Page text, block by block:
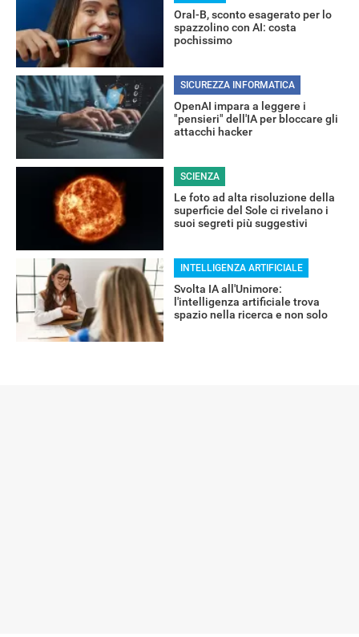
RECENSIONI
Oral-B, sconto esagerato per lo
spazzolino con AI: costa
pochissimo
SICUREZZA INFORMATICA
OpenAI impara a leggere i
"pensieri" dell'IA per bloccare gli
attacchi hacker
SCIENZA
Le foto ad alta risoluzione della
superficie del Sole ci rivelano i
suoi segreti più suggestivi
INTELLIGENZA ARTIFICIALE
Svolta IA all'Unimore:
l'intelligenza artificiale trova
spazio nella ricerca e non solo